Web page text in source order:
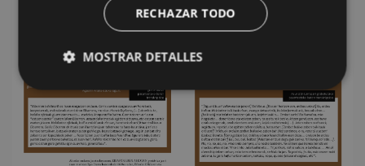
RECHAZAR TODO
MOSTRAR DETALLES